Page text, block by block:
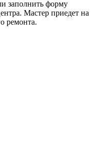
заполнить форму
Мастер приедет на
ремонта.